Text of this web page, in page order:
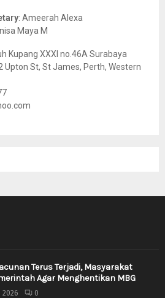
: Ameerah Alexa
Maya M
Kupang XXXI no.46A Surabaya
Upton St, St James, Perth, Western
Terus Terjadi, Masyarakat
Agar Menghentikan MBG
2026 0